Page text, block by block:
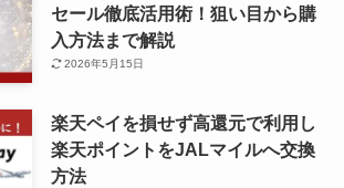
セール徹底活用術！狙い目から購
入方法まで解説
2026年5月15日
楽天ペイを損せず高還元で利用し
楽天ポイントをJALマイルへ交換
方法